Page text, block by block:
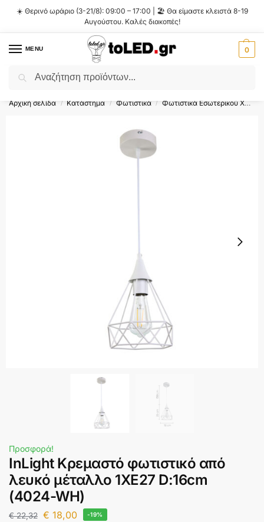
☀️ Θερινό ωράριο (3-21/8): 09:00 – 17:00 | 🏖️ Θα είμαστε κλειστά 8-19
Αυγούστου. Καλές διακοπές!
MENU 0
Flash Sale ⚡ 10% Έκπτωση με τον κωδικό
Αρχική σελίδα / Κατάστημα / Φωτιστικά / Φωτιστικά Εσωτερικού Χώρου
Προσφορά!
InLight Κρεμαστό φωτιστικό από
λευκό μέταλλο 1XE27 D:16cm
(4024-WH)
€22,32 € 18,00 -19%